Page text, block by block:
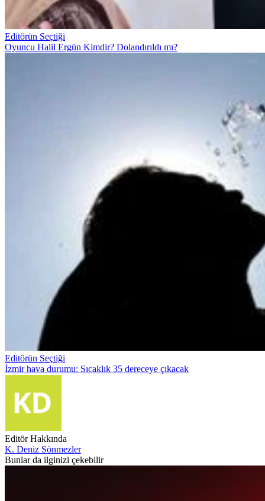
Editörün Seçtiği
Oyuncu Halil Ergün Kimdir? Dolandırıldı mı?
Editörün Seçtiği
İzmir hava durumu: Sıcaklık 35 dereceye çıkacak
Editör Hakkında
K. Deniz Sönmezler
Bunlar da ilginizi çekebilir